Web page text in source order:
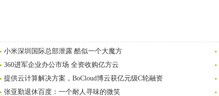
小米深圳国际总部泄露 酷似一个大魔方
360进军企业办公市场 全资收购亿方云
提供云计算解决方案，BoCloud博云获亿元级C轮融资
张亚勤退休百度：一个耐人寻味的微笑